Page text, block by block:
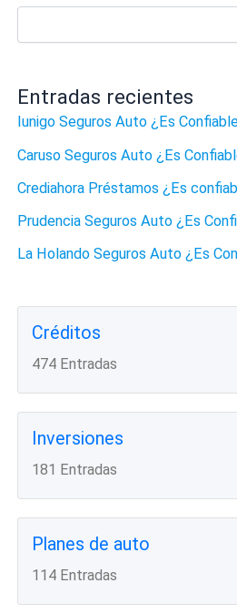
Entradas recientes
Iunigo Seguros Auto ¿Es
Caruso Seguros Auto ¿Es
Crediahora Préstamos ¿Es
Prudencia Seguros Auto ¿Es
La Holando Seguros Auto ¿Es
Créditos
474 Entradas
Inversiones
181 Entradas
Planes de auto
114 Entradas